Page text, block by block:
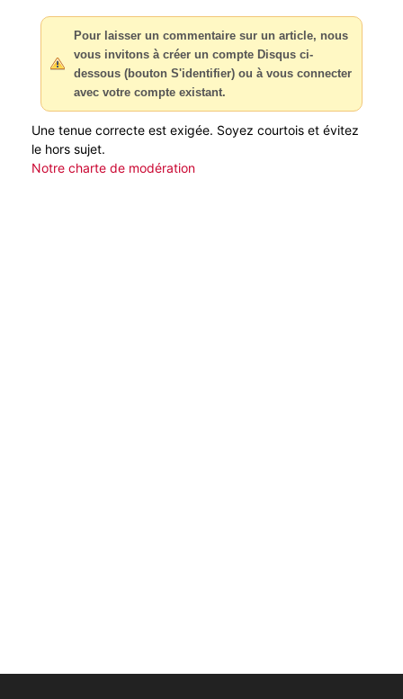
Pour laisser un commentaire sur un article, nous
vous invitons à créer un compte Disqus ci-
dessous (bouton S'identifier) ou à vous connecter
avec votre compte existant.
Une tenue correcte est exigée. Soyez courtois et évitez
le hors sujet.
Notre charte de modération